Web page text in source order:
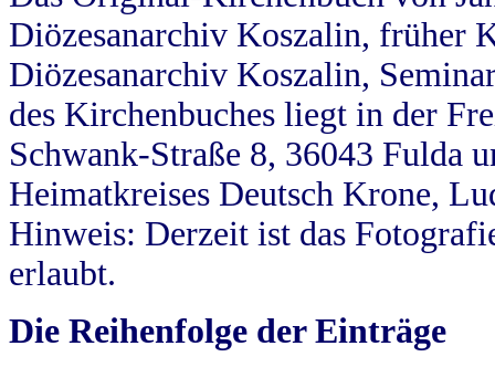
Diözesanarchiv Koszalin, früher
Diözesanarchiv Koszalin,
des Kirchenbuches liegt in der
Schwank-Straße 8, 36043 Fulda
Heimatkreises Deutsch Krone,
Hinweis: Derzeit ist das
erlaubt.
Die Reihenfolge der Einträge